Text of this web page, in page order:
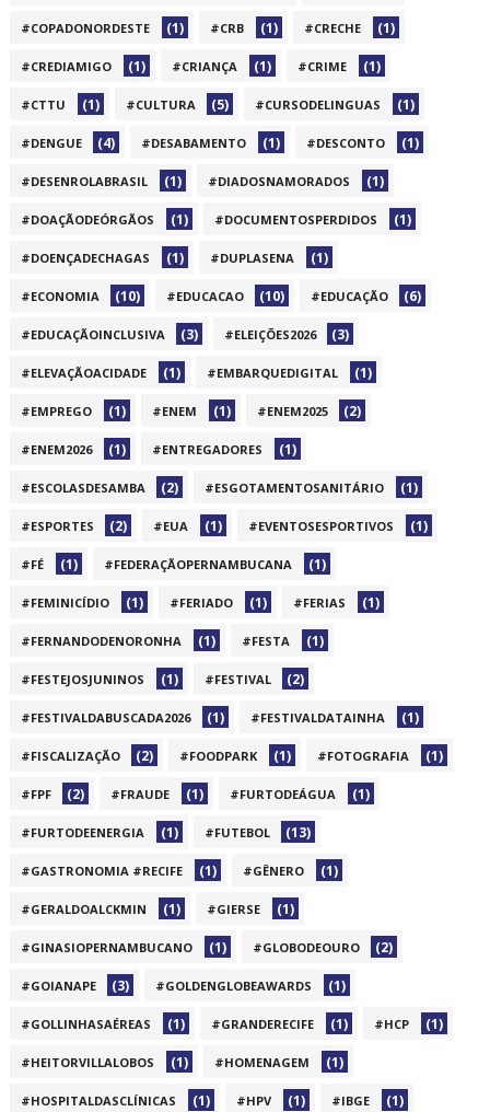
#COPADONORDESTE (1) #CRB (1) #CRECHE (1)
#CREDIAMIGO (1) #CRIANÇA (1) #CRIME (1)
#CTTU (1) #CULTURA (5) #CURSODELINGUAS (1)
#DENGUE (4) #DESABAMENTO (1) #DESCONTO (1)
#DESENROLABRASIL (1) #DIADOSNAMORADOS (1)
#DOAÇÃODEÓRGÃOS (1) #DOCUMENTOSPERDIDOS (1)
#DOENÇADECHAGAS (1) #DUPLASENA (1)
#ECONOMIA (10) #EDUCACAO (10) #EDUCAÇÃO (6)
#EDUCAÇÃOINCLUSIVA (3) #ELEIÇÕES2026 (3)
#ELEVAÇÃOACIDADE (1) #EMBARQUEDIGITAL (1)
#EMPREGO (1) #ENEM (1) #ENEM2025 (2)
#ENEM2026 (1) #ENTREGADORES (1)
#ESCOLASDESAMBA (2) #ESGOTAMENTOSANITÁRIO (1)
#ESPORTES (2) #EUA (1) #EVENTOSESPORTIVOS (1)
#FÉ (1) #FEDERAÇÃOPERNAMBUCANA (1)
#FEMINICÍDIO (1) #FERIADO (1) #FERIAS (1)
#FERNANDODENORONHA (1) #FESTA (1)
#FESTEJOSJUNINOS (1) #FESTIVAL (2)
#FESTIVALDABUSCADA2026 (1) #FESTIVALDATAINHA (1)
#FISCALIZAÇÃO (2) #FOODPARK (1) #FOTOGRAFIA (1)
#FPF (2) #FRAUDE (1) #FURTODEÁGUA (1)
#FURTODEENERGIA (1) #FUTEBOL (13)
#GASTRONOMIA #RECIFE (1) #GÊNERO (1)
#GERALDOALCKMIN (1) #GIERSE (1)
#GINASIOPERNAMBUCANO (1) #GLOBODEOURO (2)
#GOIANAPE (3) #GOLDENGLOBEAWARDS (1)
#GOLLINHASAÉREAS (1) #GRANDERECIFE (1) #HCP (1)
#HEITORVILLALOBOS (1) #HOMENAGEM (1)
#HOSPITALDASCLÍNICAS (1) #HPV (1) #IBGE (1)